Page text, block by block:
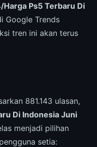
Ps5 Terbaru Di
Google Trends
tren ini akan terus
881.143 ulasan,
Di Indonesia Juni
menjadi pilihan
setia: